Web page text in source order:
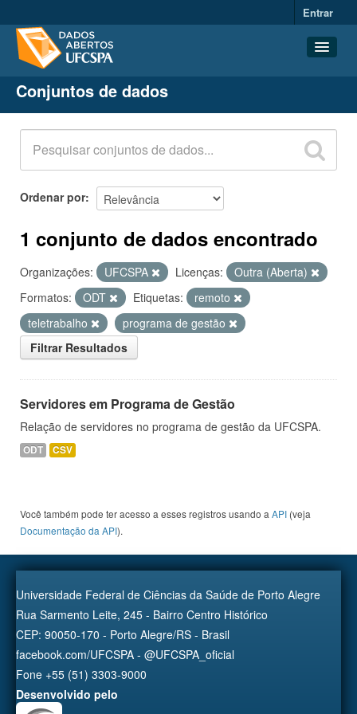
Entrar
Conjuntos de dados
Organizações
Grupos
Sobre
Conjuntos de dados
Ordenar por
1 conjunto de dados encontrado
Organizações: UFCSPA Licenças:
Outra (Aberta)
Formatos:
ODT Etiquetas:
remoto
teletrabalho
programa de gestão
Filtrar Resultados
Servidores em Programa de Gestão
Relação de servidores no programa de gestão da UFCSPA.
ODT CSV
Você também pode ter acesso a esses registros usando a API (veja
Documentação da API).
Universidade Federal de Ciências da Saúde de Porto Alegre
Rua Sarmento Leite, 245 - Bairro Centro Histórico
CEP: 90050-170 - Porto Alegre/RS - Brasil
facebook.com/UFCSPA - @UFCSPA_oficial
Fone +55 (51) 3303-9000
Desenvolvido pelo